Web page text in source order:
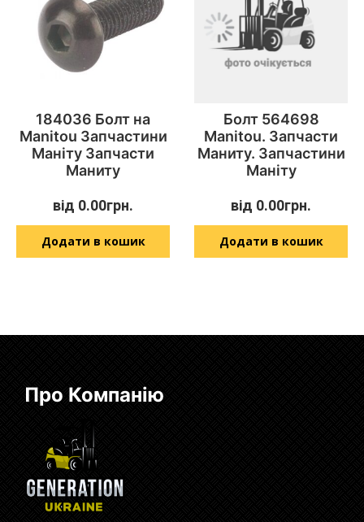
184036 Болт на
Manitou Запчастини
Маніту Запчасти
Маниту
від 0.00грн.
Додати в кошик
Болт 564698
Manitou. Запчасти
Маниту. Запчастини
Маніту
від 0.00грн.
Додати в кошик
Про Компанію